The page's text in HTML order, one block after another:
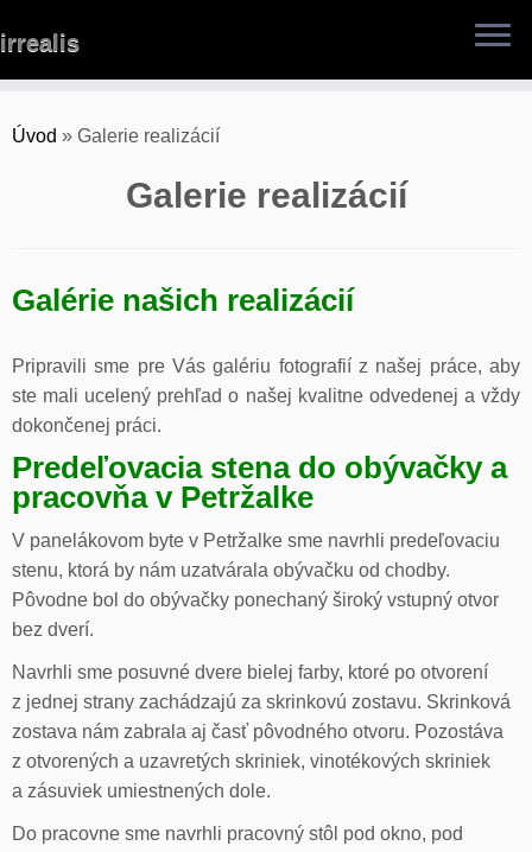
to
irrealis
Úvod » Galerie realizácií
Galerie realizácií
Galérie našich realizácií
Pripravili sme pre Vás galériu fotografií z našej práce, aby
ste mali ucelený prehľad o našej kvalitne odvedenej a vždy
dokončenej práci.
Predeľovacia stena do obývačky a
pracovňa v Petržalke
V panelákovom byte v Petržalke sme navrhli predeľovaciu
stenu, ktorá by nám uzatvárala obývačku od chodby.
Pôvodne bol do obývačky ponechaný široký vstupný otvor
bez dverí.
Navrhli sme posuvné dvere bielej farby, ktoré po otvorení
z jednej strany zachádzajú za skrinkovú zostavu. Skrinková
zostava nám zabrala aj časť pôvodného otvoru. Pozostáva
z otvorených a uzavretých skriniek, vinotékových skriniek
a zásuviek umiestnených dole.
Do pracovne sme navrhli pracovný stôl pod okno, pod